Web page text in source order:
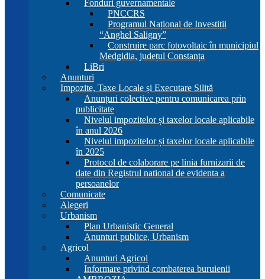
Fonduri guvernamentale
PNCCRS
Programul Național de Investiții
“Anghel Saligny”
Construire parc fotovoltaic în municipiul
Medgidia, județul Constanța
LiBri
Anunturi
Impozite, Taxe Locale și Executare Silită
Anunțuri colective pentru comunicarea prin
publicitate
Nivelul impozitelor și taxelor locale aplicabile
în anul 2026
Nivelul impozitelor și taxelor locale aplicabile
în 2025
Protocol de colaborare pe linia furnizarii de
date din Registrul national de evidenta a
persoanelor
Comunicate
Alegeri
Urbanism
Plan Urbanistic General
Anunturi publice, Urbanism
Agricol
Anunturi Agricol
Informare privind combaterea buruienii